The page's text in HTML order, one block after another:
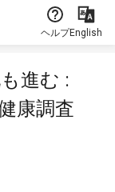
ヘルプEnglish
進む :
康調査